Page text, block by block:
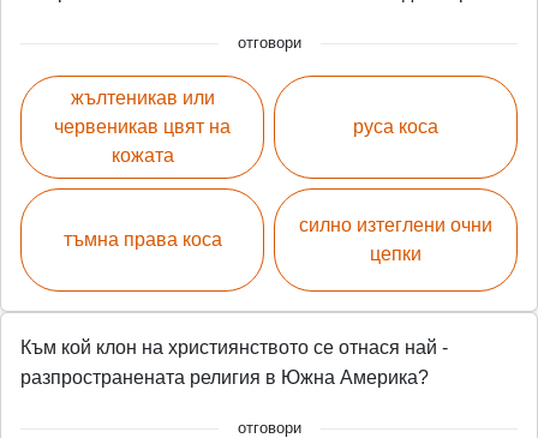
отговори
жълтеникав или
червеникав цвят на
кожата
тъмна права коса
руса коса
силно изтеглени очни
цепки
Към кой клон на християнството се отнася най -
разпространената религия в Южна Америка?
отговори